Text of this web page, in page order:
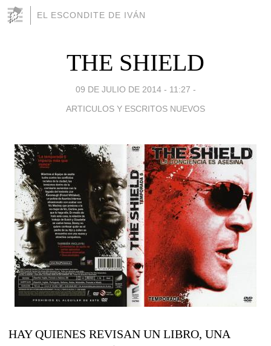
EL ESCONDITE DE IVÁN
THE SHIELD
09 DE JULIO DE 2014 - 11:27 -
ARTICULOS Y ESCRITOS NUEVOS
HAY QUIENES REVISAN UN LIBRO, UNA